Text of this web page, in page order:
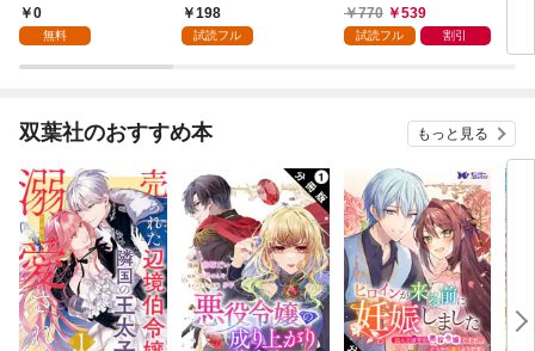
魔術師～辺境の地でス
ローライフを夢見る
いたら『最果ての魔
なる～ 第1話
0
無料
者、実は世界最強
の”植物魔術”で無双す
198
試読フル
770
539
試読フル 割引
し
双葉社のおすすめ本 もっと見る